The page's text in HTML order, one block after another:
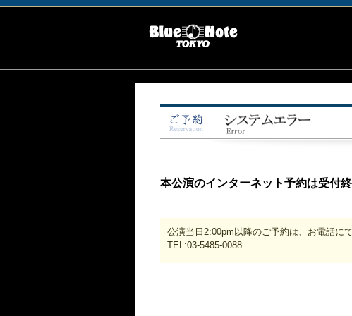
本公演のインターネット予約は受付
公演当日2:00pm以降のご予約は、お電話に
TEL:03-5485-0088